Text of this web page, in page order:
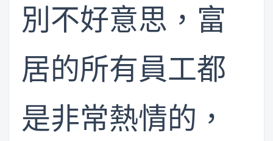
別不好意思，富
居的所有員工都
是非常熱情的，